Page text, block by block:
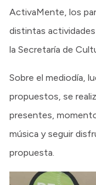
ActivaMente, los
distintas
la Secretaría de
Sobre el mediodía,
propuestos, se
presentes,
música y seguir
propuesta.